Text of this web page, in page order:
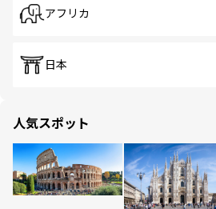
アフリカ
日本
人気スポット